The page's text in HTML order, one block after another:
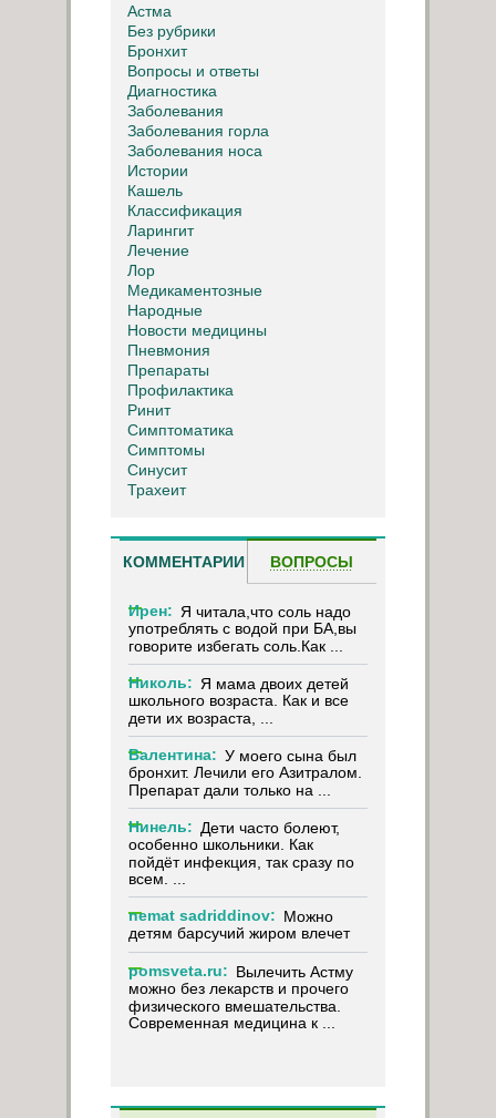
Астма
Без рубрики
Бронхит
Вопросы и ответы
Диагностика
Заболевания
Заболевания горла
Заболевания носа
Истории
Кашель
Классификация
Ларингит
Лечение
Лор
Медикаментозные
Народные
Новости медицины
Пневмония
Препараты
Профилактика
Ринит
Симптоматика
Симптомы
Синусит
Трахеит
КОММЕНТАРИИ ВОПРОСЫ
Ирен: Я читала,что соль надо
употреблять с водой при БА,вы
говорите избегать соль.Как ...
Николь: Я мама двоих детей
школьного возраста. Как и все
дети их возраста, ...
Валентина: У моего сына был
бронхит. Лечили его Азитралом.
Препарат дали только на ...
Нинель: Дети часто болеют,
особенно школьники. Как
пойдёт инфекция, так сразу по
всем. ...
nemat sadriddinov: Можно
детям барсучий жиром влечет
pomsveta.ru: Вылечить Астму
можно без лекарств и прочего
физического вмешательства.
Современная медицина к ...